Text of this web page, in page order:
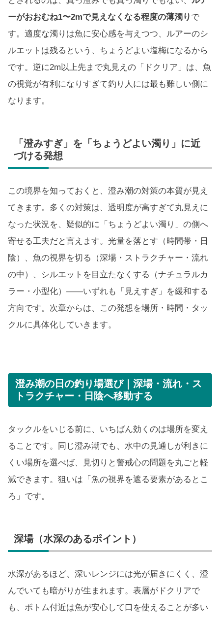
ーがおおむね1〜2mで見えなくなる程度の薄濁り で
す。適度な濁りは魚に安心感を与えつつ、ルアーのシ
ルエットは残るという、ちょうどよい塩梅になるから
です。逆に2m以上先まで丸見えの「ドクリア」は、魚
の視覚が有利になりすぎて釣り人には最も難しい側に
なります。
「澄みすぎ」を「ちょうどよい濁り」に近
づける発想
この境界を知っておくと、澄み潮の対策の本質が見え
てきます。多くの対策は、透明度が高すぎて丸見えに
なった状況を、疑似的に「ちょうどよい濁り」の側へ
寄せる工夫だと言えます。光量を落とす（時間帯・日
陰）、魚の視界を切る（深場・ストラクチャー・流れ
の中）、シルエットを目立たなくする（ナチュラルカ
ラー・小型化）——いずれも「見えすぎ」を緩和する
方向です。次章からは、この発想を場所・時間・タッ
クルに具体化していきます。
澄み潮の日の釣り場選び｜深場・流れ・ス
トラクチャー・日陰へ移動する
タックルをいじる前に、いちばん効くのは場所を変え
ることです。同じ澄み潮でも、水中の見通しが利きに
くい場所を選べば、見切りと警戒心の問題を丸ごと軽
減できます。狙いは「魚の視界を遮る要素があるとこ
ろ」です。
深場（水深のあるポイント）
水深があるほど、深いレンジには光が届きにくく、澄
んでいても暗がりが生まれます。表層がドクリアで
も、ボトム付近は魚が安心して口を使えることが多い